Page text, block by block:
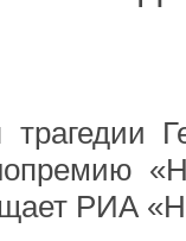
трагедии
РИА